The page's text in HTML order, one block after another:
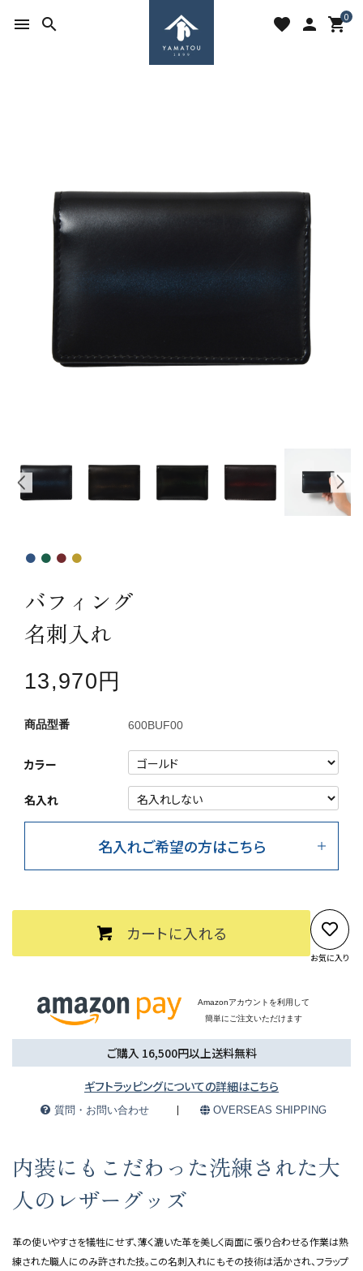
menu search favorite person 0
shopping_cart
ACCOUNT MENU
ログイン person 新規会員登録
お気に入りを見る
ガイドライン
内装にもこだわった洗練された大
人のレザーグッズ
革の使いやすさを犠牲にせず、薄く漉いた革を美しく両面に張り合わせる作業は熟
練された職人にのみ許された技。この名刺入れにもその技術は活かされ、フラップ
バフィング
名刺入れ
13,970円
600BUF00
カラー
名入れ
名入れご希望の方はこちら
カートに入れる
お気に入り
Amazonアカウントを利用して
簡単にご注文いただけます
ご購入 16,500円以上送料無料
ギフトラッピングについての詳細はこちら
質問・お問い合わせ OVERSEAS SHIPPING